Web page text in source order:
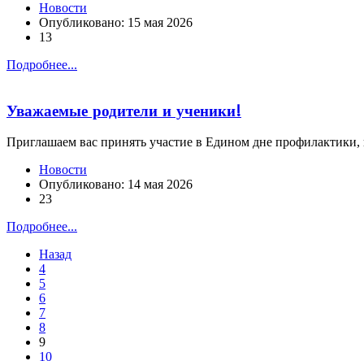
Новости
Опубликовано: 15 мая 2026
13
Подробнее...
Уважаемые родители и ученики!
Приглашаем вас принять участие в Едином дне
Новости
Опубликовано: 14 мая 2026
23
Подробнее...
Назад
4
5
6
7
8
9
10